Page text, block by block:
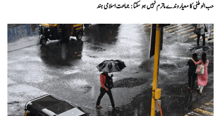
حب الوطنی کا معیار وندے ماترم نہیں ہو سکتا : جماعت اسلامی ہند